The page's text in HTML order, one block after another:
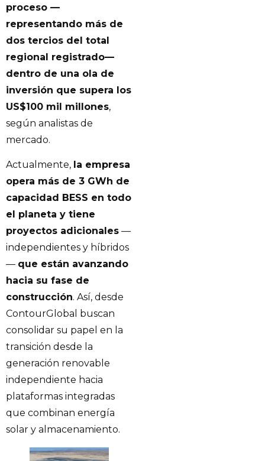
proceso —
representando más de
dos tercios del total
regional registrado—
dentro de una ola de
inversión que supera los
US$100 mil millones,
según analistas de
mercado.
Actualmente, la empresa
opera más de 3 GWh de
capacidad BESS en todo
el planeta y tiene
proyectos adicionales —
independientes y híbridos
— que están avanzando
hacia su fase de
construcción. Así, desde
ContourGlobal buscan
consolidar su papel en la
transición desde la
generación renovable
independiente hacia
plataformas integradas
que combinan energía
solar y almacenamiento.